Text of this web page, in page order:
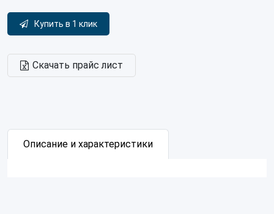
Купить в 1 клик
Скачать прайс лист
Описание и характеристики